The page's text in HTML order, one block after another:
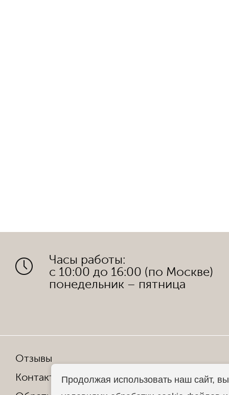
Часы работы:
с 10:00 до 16:00 (по Москве)
понедельник – пятница
Отзывы
Контакты
Продолжая использовать наш сайт,